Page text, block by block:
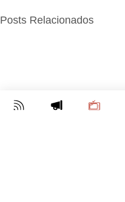
Posts Relacionados